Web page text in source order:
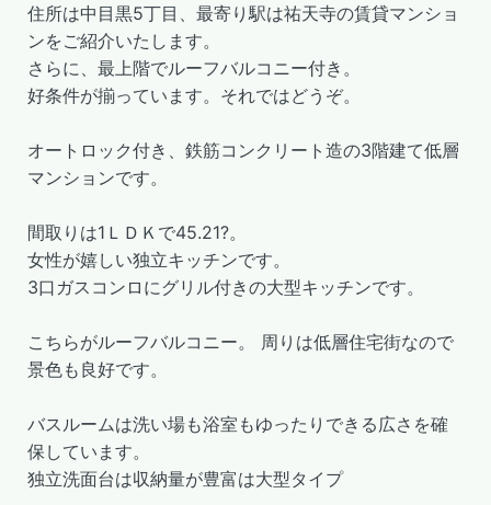
住所は中目黒5丁目、最寄り駅は祐天寺の賃貸マンショ
ンをご紹介いたします。
さらに、最上階でルーフバルコニー付き。
好条件が揃っています。それではどうぞ。
オートロック付き、鉄筋コンクリート造の3階建て低層
マンションです。
間取りは1ＬＤＫで45.21?。
女性が嬉しい独立キッチンです。
3口ガスコンロにグリル付きの大型キッチンです。
こちらがルーフバルコニー。 周りは低層住宅街なので
景色も良好です。
バスルームは洗い場も浴室もゆったりできる広さを確
保しています。
独立洗面台は収納量が豊富は大型タイプ